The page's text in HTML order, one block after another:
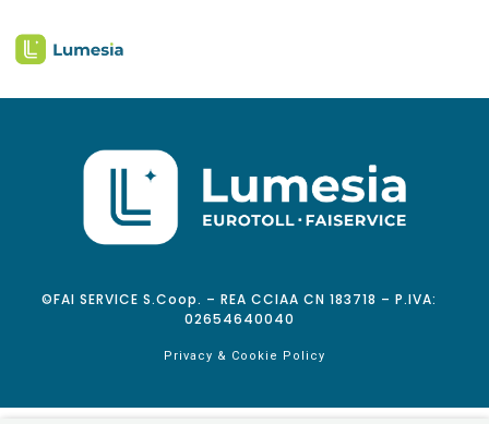
©FAI SERVICE S.Coop. – REA CCIAA CN 183718 – P.IVA:
02654640040
Privacy & Cookie Policy